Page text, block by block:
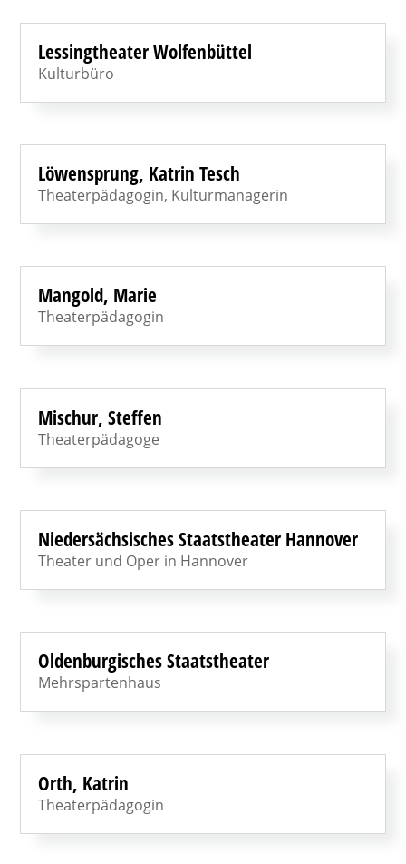
Lessingtheater Wolfenbüttel
Kulturbüro
Löwensprung, Katrin Tesch
Theaterpädagogin, Kulturmanagerin
Mangold, Marie
Theaterpädagogin
Mischur, Steffen
Theaterpädagoge
Niedersächsisches Staatstheater Hannover
Theater und Oper in Hannover
Oldenburgisches Staatstheater
Mehrspartenhaus
Orth, Katrin
Theaterpädagogin